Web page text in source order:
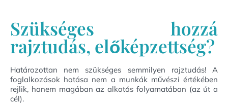
Szükséges hozzá
rajztudás, előképzettség?
Határozottan nem szükséges semmilyen rajztudás! A
foglalkozások hatása nem a munkák művészi értékében
rejlik, hanem magában az alkotás folyamatában (az út a
cél).